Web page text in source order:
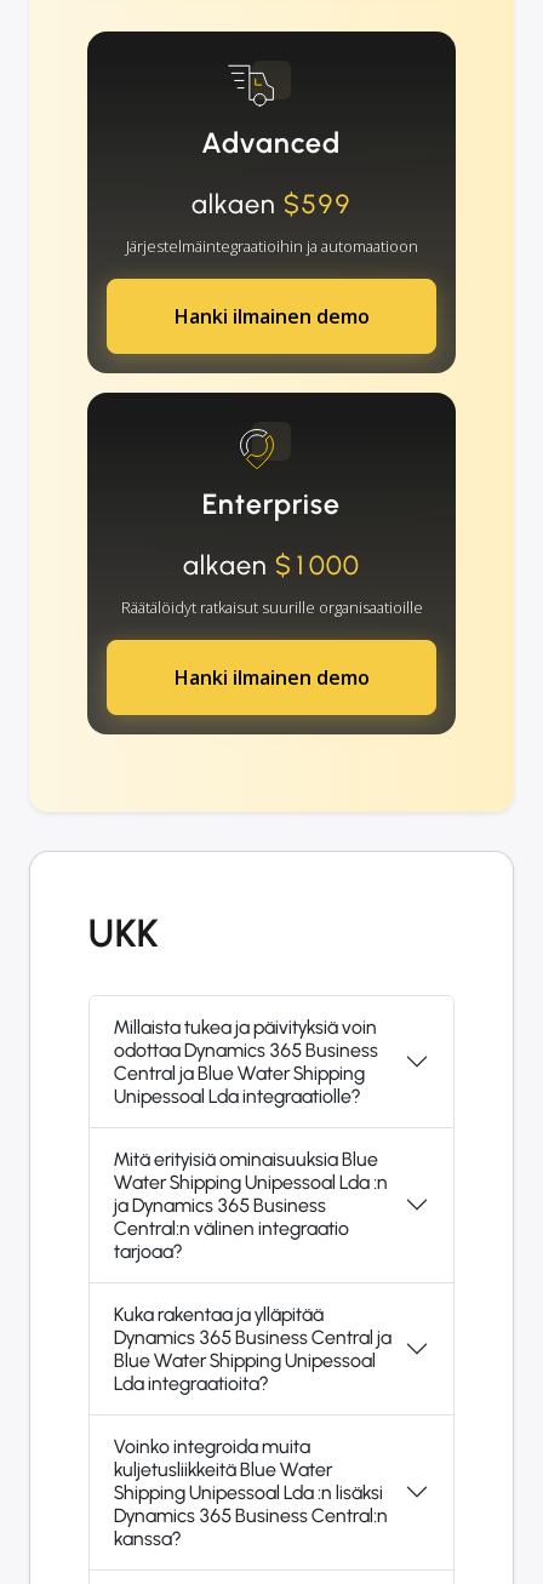
Advanced
alkaen $599
Järjestelmäintegraatioihin ja automaatioon
Hanki ilmainen demo
Enterprise
alkaen $1000
Räätälöidyt ratkaisut suurille organisaatioille
Hanki ilmainen demo
UKK
Millaista tukea ja päivityksiä voin
odottaa Dynamics 365 Business
Central ja Blue Water Shipping
Unipessoal Lda integraatiolle?
Mitä erityisiä ominaisuuksia Blue
Water Shipping Unipessoal Lda :n
ja Dynamics 365 Business
Central:n välinen integraatio
tarjoaa?
Kuka rakentaa ja ylläpitää
Dynamics 365 Business Central ja
Blue Water Shipping Unipessoal
Lda integraatioita?
Voinko integroida muita
kuljetusliikkeitä Blue Water
Shipping Unipessoal Lda :n lisäksi
Dynamics 365 Business Central:n
kanssa?